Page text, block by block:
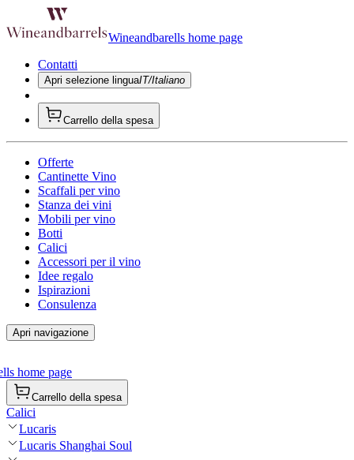
Wineandbarells home page
Contatti
Apri selezione linguaIT/Italiano
Carrello della spesa
Offerte
Cantinette Vino
Scaffali per vino
Stanza dei vini
Mobili per vino
Botti
Calici
Accessori per il vino
Idee regalo
Ispirazioni
Consulenza
Apri navigazione
home page
Carrello della spesa
Calici
Lucaris
Lucaris Shanghai Soul